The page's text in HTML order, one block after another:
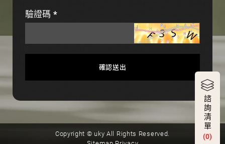
諮
詢
清
單
(0)
驗證碼 *
確認送出
Copyright © uky All Rights Reserved.